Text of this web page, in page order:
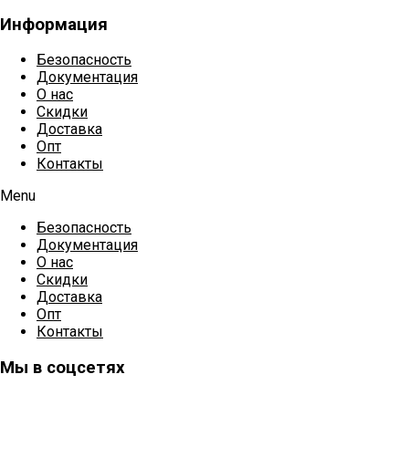
Информация
Безопасность
Документация
О нас
Скидки
Доставка
Опт
Контакты
Menu
Безопасность
Документация
О нас
Скидки
Доставка
Опт
Контакты
Мы в соцсетях